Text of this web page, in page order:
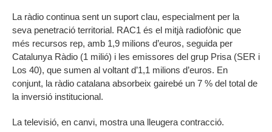
La ràdio continua sent un suport clau, especialment per la
seva penetració territorial. RAC1 és el mitjà radiofònic que
més recursos rep, amb 1,9 milions d’euros, seguida per
Catalunya Ràdio (1 milió) i les emissores del grup Prisa (SER i
Los 40), que sumen al voltant d’1,1 milions d’euros. En
conjunt, la ràdio catalana absorbeix gairebé un 7 % del total de
la inversió institucional.
La televisió, en canvi, mostra una lleugera contracció.